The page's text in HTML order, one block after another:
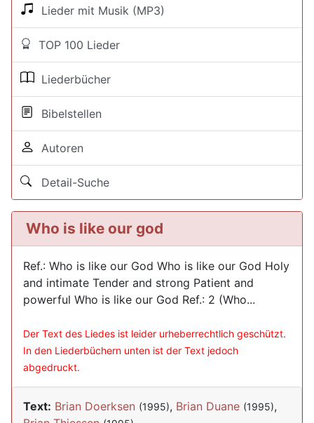
Lieder mit Musik (MP3)
TOP 100 Lieder
Liederbücher
Bibelstellen
Autoren
Detail-Suche
Who is like our god
Ref.: Who is like our God Who is like our God Holy
and intimate Tender and strong Patient and
powerful Who is like our God Ref.: 2 (Who...
Der Text des Liedes ist leider urheberrechtlich geschützt.
In den Liederbüchern unten ist der Text jedoch
abgedruckt.
Text: Brian Doerksen (1995), Brian Duane (1995),